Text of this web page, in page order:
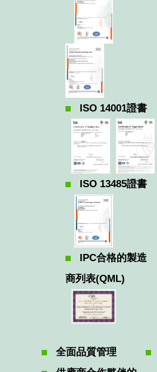
ISO 14001證書
ISO 13485證書
IPC合格的製造
商列表(QML)
全面品質管理